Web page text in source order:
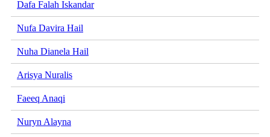
Dafa Falah Iskandar
Nufa Davira Hail
Nuha Dianela Hail
Arisya Nuralis
Faeeq Anaqi
Nuryn Alayna